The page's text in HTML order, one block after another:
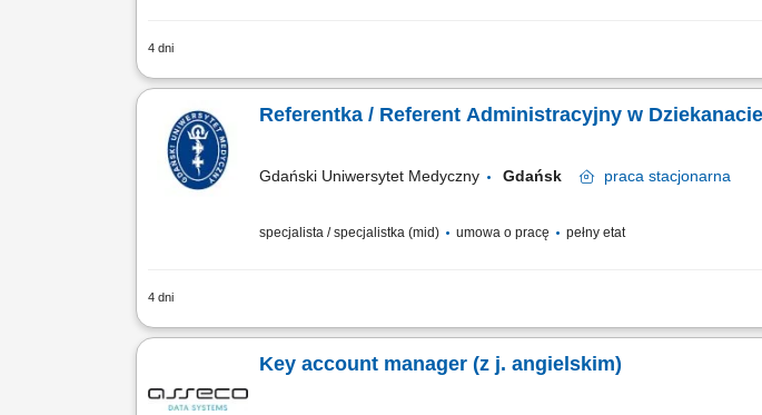
4 dni
Opis stanowiska: Organizowanie i koordynowanie bieżącej pracy oddziału.
Referentka / Referent Administracyjny w
Gdański Uniwersytet Medyczny Gdańsk praca stacjonarna
specjalista / specjalistka (mid) umowa o pracę pełny etat
4 dni
Zakres obowiązków: Kompleksowe wsparcie biurowe i kancelaryjne Dziekana
Key account manager (z j. angielskim)